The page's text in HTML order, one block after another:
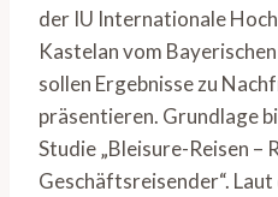
der IU Internationale
Kastelan vom
sollen Ergebnisse zu
präsentieren. Grundlage
Studie „Bleisure-Reisen –
Geschäftsreisender“.